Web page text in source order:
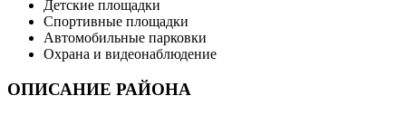
Детские площадки
Спортивные площадки
Автомобильные парковки
Охрана и видеонаблюдение
ОПИСАНИЕ РАЙОНА